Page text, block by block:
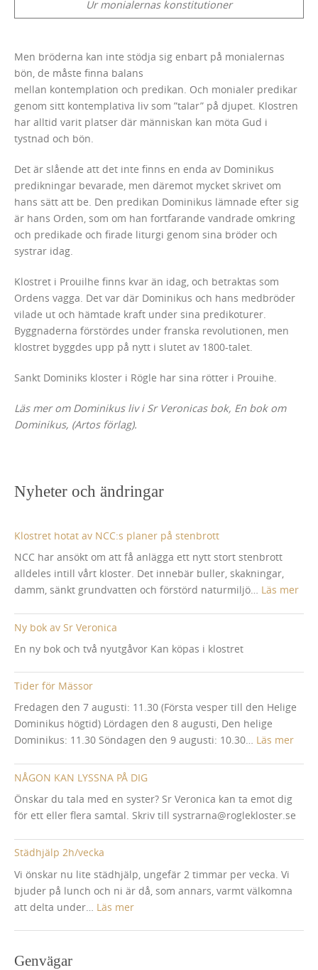
Ur monialernas konstitutioner
Men bröderna kan inte stödja sig enbart på monialernas
bön, de måste finna balans
mellan kontemplation och predikan. Och monialer predikar
genom sitt kontemplativa liv som ”talar” på djupet. Klostren
har alltid varit platser där människan kan möta Gud i
tystnad och bön.
Det är slående att det inte finns en enda av Dominikus
predikningar bevarade, men däremot mycket skrivet om
hans sätt att be. Den predikan Dominikus lämnade efter sig
är hans Orden, som om han fortfarande vandrade omkring
och predikade och firade liturgi genom sina bröder och
systrar idag.
Klostret i Prouilhe finns kvar än idag, och betraktas som
Ordens vagga. Det var där Dominikus och hans medbröder
vilade ut och hämtade kraft under sina predikoturer.
Byggnaderna förstördes under franska revolutionen, men
klostret byggdes upp på nytt i slutet av 1800-talet.
Sankt Dominiks kloster i Rögle har sina rötter i Prouihe.
Läs mer om Dominikus liv i Sr Veronicas bok, En bok om
Dominikus, (Artos förlag).
Nyheter och ändringar
Klostret hotat av NCC:s planer på stenbrott
NCC har ansökt om att få anlägga ett nytt stort stenbrott
alldeles intill vårt kloster. Det innebär buller, skakningar,
damm, sänkt grundvatten och förstörd naturmiljö… Läs mer:
Ny bok av Sr Veronica
En ny bok och två nyutgåvor Kan köpas i klostret
Tider för Mässor
Fredagen den 7 augusti: 11.30 (Första vesper till den Helige
Dominikus högtid) Lördagen den 8 augusti, Den helige
Dominikus: 11.30 Söndagen den 9 augusti: 10.30… Läs mer:
NÅGON KAN LYSSNA PÅ DIG
Önskar du tala med en syster? Sr Veronica kan ta emot dig
för ett eller flera samtal. Skriv till systrarna@roglekloster.se
Städhjälp 2h/vecka
Vi önskar nu lite städhjälp, ungefär 2 timmar per vecka. Vi
bjuder på lunch och ni är då, som annars, varmt välkomna
att delta under… Läs mer:
Genvägar